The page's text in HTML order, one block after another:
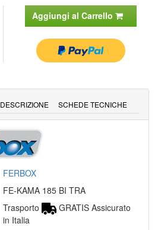
Aggiungi al Carrello
DESCRIZIONE SCHEDE TECNICHE
FERBOX
FE-KAMA 185 BI TRA
Trasporto
GRATIS Assicurato
in Italia